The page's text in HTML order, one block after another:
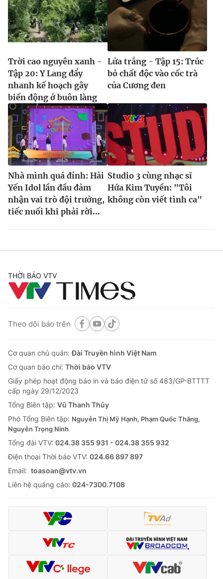
Trời cao nguyên xanh -
Tập 20: Y Lang đẩy
nhanh kế hoạch gây
biến động ở buôn làng
Lửa trắng - Tập 15: Trúc
bỏ chất độc vào cốc trà
của Cương đen
Nhà mình quá đỉnh: Hải
Yến Idol lần đầu đảm
nhận vai trò đội trưởng,
tiếc nuối khi phải rời...
Studio 3 cùng nhạc sĩ
Hứa Kim Tuyền: "Tôi
không còn viết tình ca"
THỜI BÁO VTV
Theo dõi báo trên
Cơ quan chủ quản:Đài Truyền hình Việt Nam
Cơ quan báo chí: Thời báo VTV
Giấy phép hoạt động báo in và báo điện tử số 483/GP-BTTTT
cấp ngày 29/12/2023
Tổng Biên tập: Vũ Thanh Thủy
Phó Tổng Biên tập: Nguyễn Thị Mỹ Hạnh, Phạm Quốc Thắng,
Nguyễn Trọng Ninh
Tổng đài VTV: 024.38 355 931 - 024.38 355 932
Ðiện thoại Thời báo VTV: 024.66 897 897
Email: toasoan@vtv.vn
Liên hệ quảng cáo: 024-7300.7108